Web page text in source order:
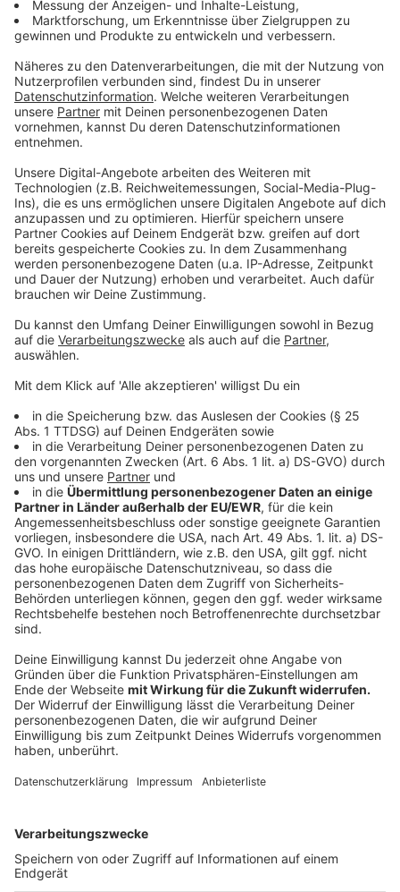
Ahaus
Anzeige
Geklagt vor dem OVG hatten die Stadt Ahaus und ein
Anwohner, die Klage richtete sich gegen die
Bundesrepublik. Nach ihrer Überzeugung hatte die
zuständige Aufsichtsbehörde für die 8.
Änderungsgenehmigung aus dem Jahr 2016
bestimmte Fragen zur Sicherheit der Anlage zum
Beispiel bei Angriffen von außen nicht genügend
erörtert. Damit sei die Genehmigung rechtswidrig - sie
ist nötig, um weitere Castoren im Zwischenlager
aufbewahren zu dürfen. Der 21. Senat des OVG teilt
nötigen Fragen geklärt. Wenn es um
Geheimhaltungsfragen wie die Sicherheit des
Zwischenlagers im Fall von terroristischen Angriffen
offengelegt werden. Ermittlungsdefizite der
Genehmigungsbehörde liegen laut OVG nicht vor. So
sei auch der Absturz eines großen Passagierflugzeugs
simuliert worden. Schutzmaßnahmen gegen einen
theoretisch möglichen Beschuss der Lagerhalle seien
bereits in früheren Änderungsgenehmigungen
thematisiert worden.
Anzeige
Deutliche Worte an die Politik
Anzeige
Der Vorsitzende Richter hatte sich zum Auftakt
überraschend deutlich in Richtung der Politik geäußert.
"Wir sitzen hier, weil die Politik versagt hat", sagte er.
regeln, was mit dem Atommüll passiert. Und bei der
Endlagerfrage habe es die Politik ja auch nicht
besonders eilig. Nur irgendwo müsse der Atommüll ja